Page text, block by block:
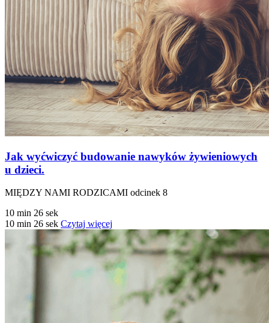
Jak wyćwiczyć budowanie nawyków żywieniowych
u dzieci.
MIĘDZY NAMI RODZICAMI odcinek 8
10 min 26 sek
10 min 26 sek Czytaj więcej